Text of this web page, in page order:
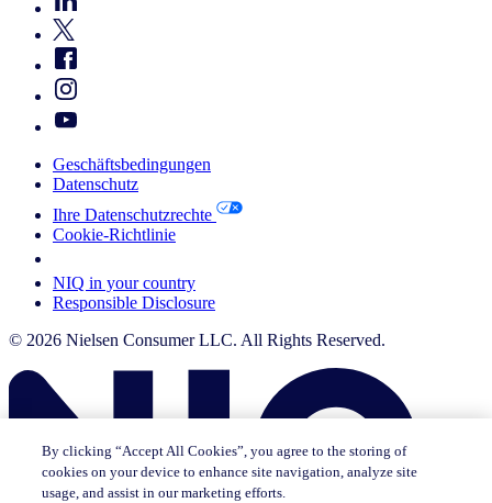
Geschäftsbedingungen
Datenschutz
Ihre Datenschutzrechte
Cookie-Richtlinie
NIQ in your country
Responsible Disclosure
© 2026 Nielsen Consumer LLC. All Rights Reserved.
By clicking “Accept All Cookies”, you agree to the storing of
cookies on your device to enhance site navigation, analyze site
usage, and assist in our marketing efforts.